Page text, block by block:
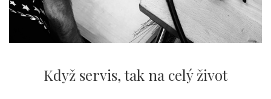
Když servis,tak na celý život